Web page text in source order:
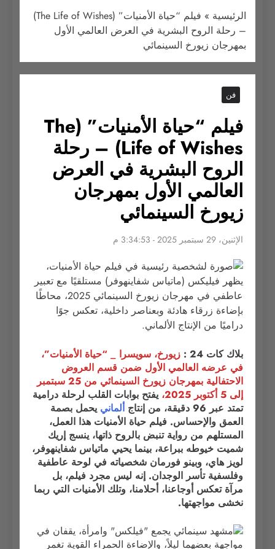
الرئيسية »
فيلم “حياة الأمنيات” (The Life of Wishes)
– رحلة الروح البشرية في العرض العالمي الأول
بمهرجان زيورخ السينمائي
فن
فيلم “حياة الأمنيات” (The
Life of Wishes) – رحلة
الروح البشرية في العرض
العالمي الأول بمهرجان
زيورخ السينمائي
الإثنين، 29 سبتمبر 2025 - 3:34:53 م
بلاك كات 24 :
زيورخ، سويسرا _ “حياة الأمنيات”،
في عرضه العالمي الأول ضمن قسم العروض
الاحتفالية بمهرجان زيورخ السينمائي من 25 سبتمبر
إلى 5 أكتوبر 2025،
يفتح بوابات القلب لرحلة درامية
تمتد عبر 96 دقيقة، من إنتاج
ألماني يحمل بصمة
العمق والإحساس. فيلم حياة الأمنيات هذا العمل،
المستلهم من رواية تنبض بالروح ذاتها، ينسج إريك
شميت خيوطه ببراعة، بينما يحيي ماتياس شفاينهوفر،
لويز هاي، وبينو فورمان شخصياته في لوحة عاطفية
وفلسفية تأسر الوجدان. إنه ليس مجرد فيلم، بل
مرآة تعكس أوجاعنا، أحلامنا، وتلك الأمنيات التي ربما
نخشى مواجهتها.